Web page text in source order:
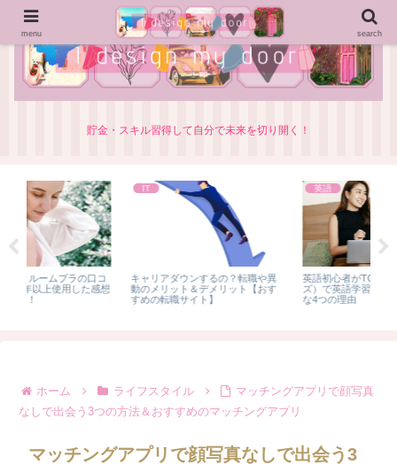
貯金・スキル習得して自分で未来を切り開く！
英語
英語初心者がTORAIZ（トライ
ズ）で英語学習するのがおすすめ
A8.netのキャンペーンでエーハチ
くんグッズが当選！
ホーム ライフスタイル
マッチングアプリで顔写真
なしで出会う3つの方法＆おすすめのマッチングアプリ
マッチングアプリで顔写真なしで出会う3
menu search